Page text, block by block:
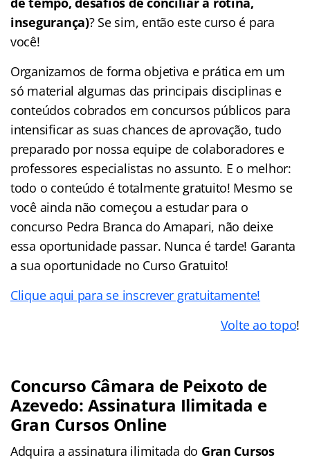
insegurança)? Se sim, então este curso é para
você!
Organizamos de forma objetiva e prática em um
só material algumas das principais disciplinas e
conteúdos cobrados em concursos públicos para
intensificar as suas chances de aprovação, tudo
preparado por nossa equipe de colaboradores e
professores especialistas no assunto. E o melhor:
todo o conteúdo é totalmente gratuito! Mesmo se
você ainda não começou a estudar para o
concurso Pedra Branca do Amapari, não deixe
essa oportunidade passar. Nunca é tarde! Garanta
a sua oportunidade no Curso Gratuito!
Clique aqui para se inscrever gratuitamente!
Volte ao topo!
Concurso Câmara de Peixoto de
Azevedo: Assinatura Ilimitada e
Gran Cursos Online
Adquira a assinatura ilimitada do Gran Cursos